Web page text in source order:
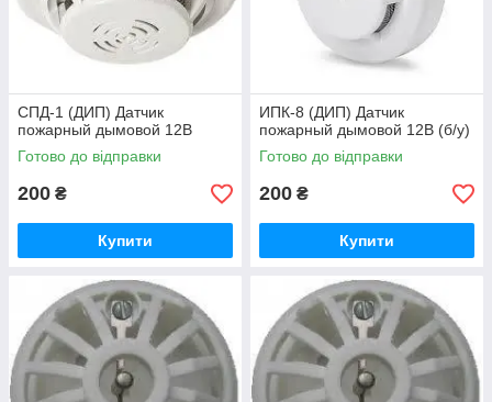
CПД-1 (ДИП) Датчик
пожарный дымовой 12В
Готово до відправки
200 ₴
Купити
ИПК-8 (ДИП) Датчик
пожарный дымовой 12В (б/у)
Готово до відправки
200 ₴
Купити